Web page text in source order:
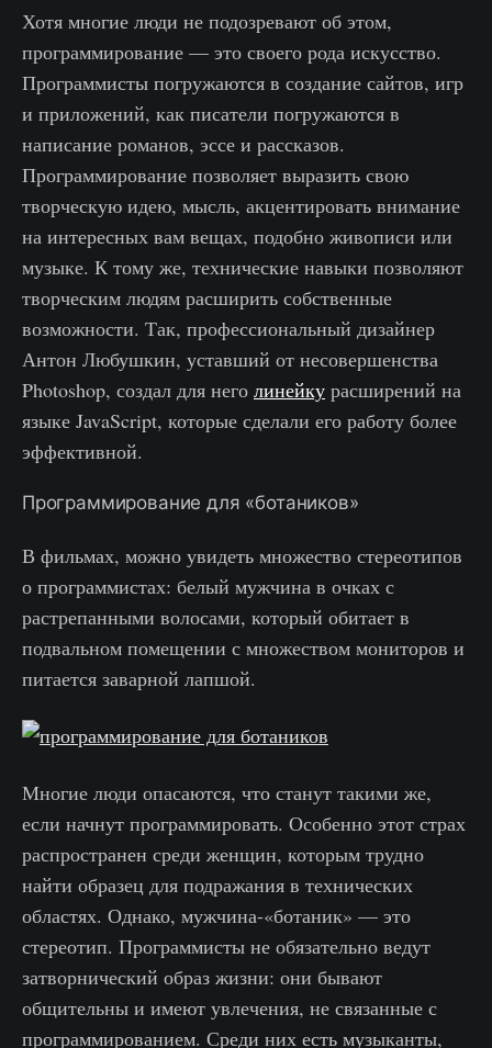
Хотя многие люди не подозревают об этом,
программирование — это своего рода искусство.
Программисты погружаются в создание сайтов, игр
и приложений, как писатели погружаются в
написание романов, эссе и рассказов.
Программирование позволяет выразить свою
творческую идею, мысль, акцентировать внимание
на интересных вам вещах, подобно живописи или
музыке. К тому же, технические навыки позволяют
творческим людям расширить собственные
возможности. Так, профессиональный дизайнер
Антон Любушкин, уставший от несовершенства
Photoshop, создал для него линейку расширений на
языке JavaScript, которые сделали его работу более
эффективной.
Программирование для «ботаников»
В фильмах, можно увидеть множество стереотипов
о программистах: белый мужчина в очках с
растрепанными волосами, который обитает в
подвальном помещении с множеством мониторов и
питается заварной лапшой.
Многие люди опасаются, что станут такими же,
если начнут программировать. Особенно этот страх
распространен среди женщин, которым трудно
найти образец для подражания в технических
областях. Однако, мужчина-«ботаник» — это
стереотип. Программисты не обязательно ведут
затворнический образ жизни: они бывают
общительны и имеют увлечения, не связанные с
программированием. Среди них есть музыканты,